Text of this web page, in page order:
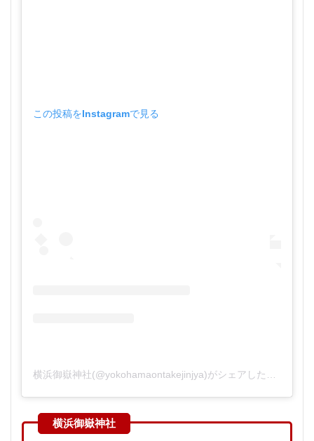
この投稿をInstagramで見る